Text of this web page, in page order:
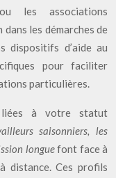
les associations
les démarches de
dispositifs d’aide au
pour faciliter
particulières.
liées à votre statut
saisonniers, les
longuefont face à
distance. Ces profils